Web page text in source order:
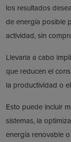
los resultados
de energía posible
actividad, sin
Llevarla a cabo
que reducen el
la productividad o
Esto puede incluir
sistemas, la
energía renovable